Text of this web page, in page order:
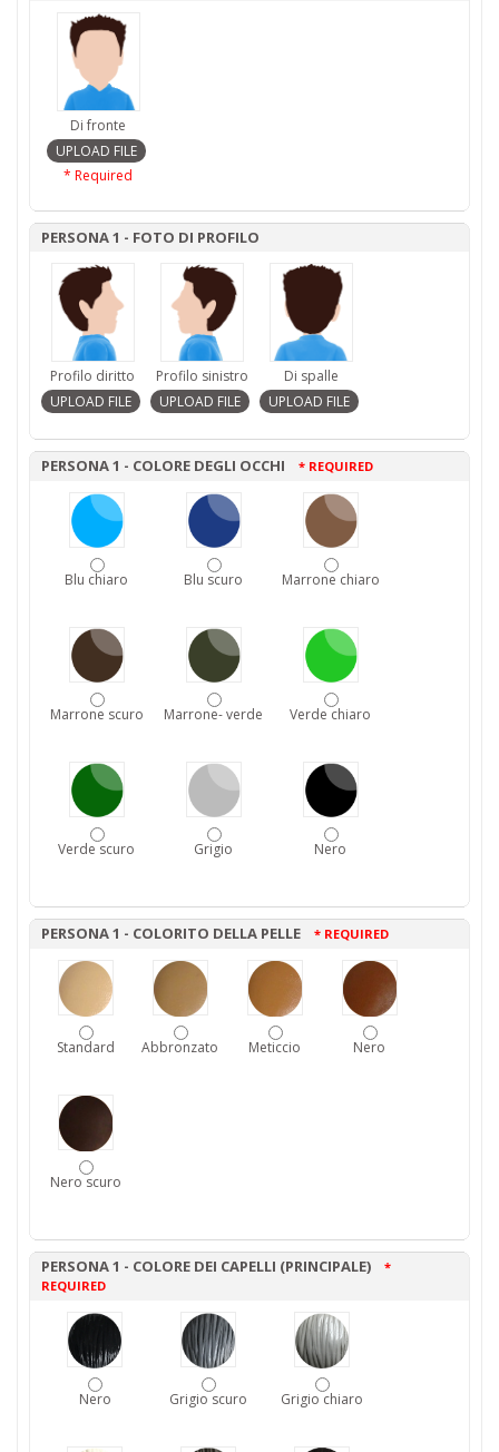
Di fronte
* Required
PERSONA 1 - FOTO DI PROFILO
Profilo diritto Profilo sinistro Di spalle
PERSONA 1 - COLORE DEGLI OCCHI * REQUIRED
Blu chiaro Blu scuro Marrone chiaro
Marrone scuro Marrone- verde Verde chiaro
Verde scuro Grigio Nero
PERSONA 1 - COLORITO DELLA PELLE * REQUIRED
Standard Abbronzato Meticcio Nero
Nero scuro
PERSONA 1 - COLORE DEI CAPELLI (PRINCIPALE) *
REQUIRED
Nero Grigio scuro Grigio chiaro